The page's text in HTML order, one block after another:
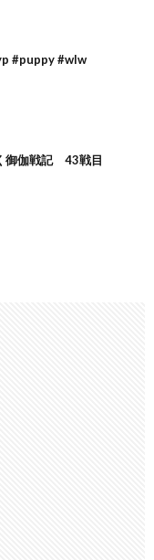
#puppy #wlw
御伽戦記 43戦目